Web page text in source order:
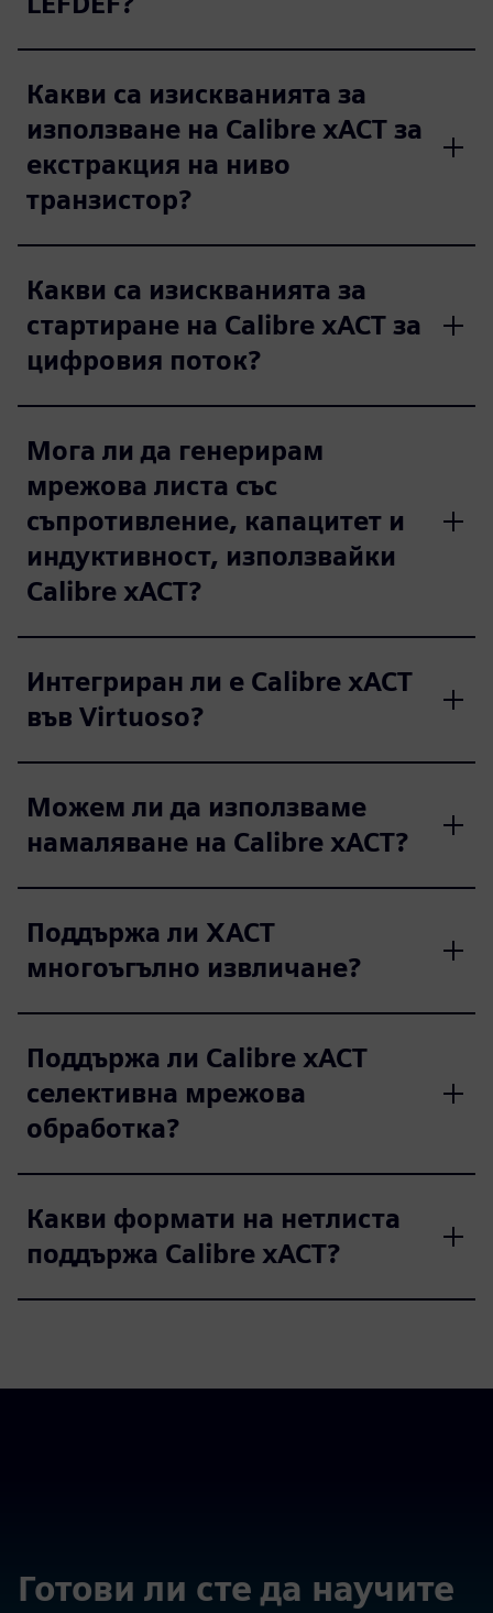
Какви са изискванията за
използване на Calibre xACT за
екстракция на ниво
транзистор?
Какви са изискванията за
стартиране на Calibre xACT за
цифровия поток?
Мога ли да генерирам
мрежова листа със
съпротивление, капацитет и
индуктивност, използвайки
Calibre xACT?
Интегриран ли е Calibre xACT
във Virtuoso?
Можем ли да използваме
намаляване на Calibre xACT?
Поддържа ли XACT
многоъгълно извличане?
Поддържа ли Calibre xACT
селективна мрежова
обработка?
Какви формати на нетлиста
поддържа Calibre xACT?
Готови ли сте да научите